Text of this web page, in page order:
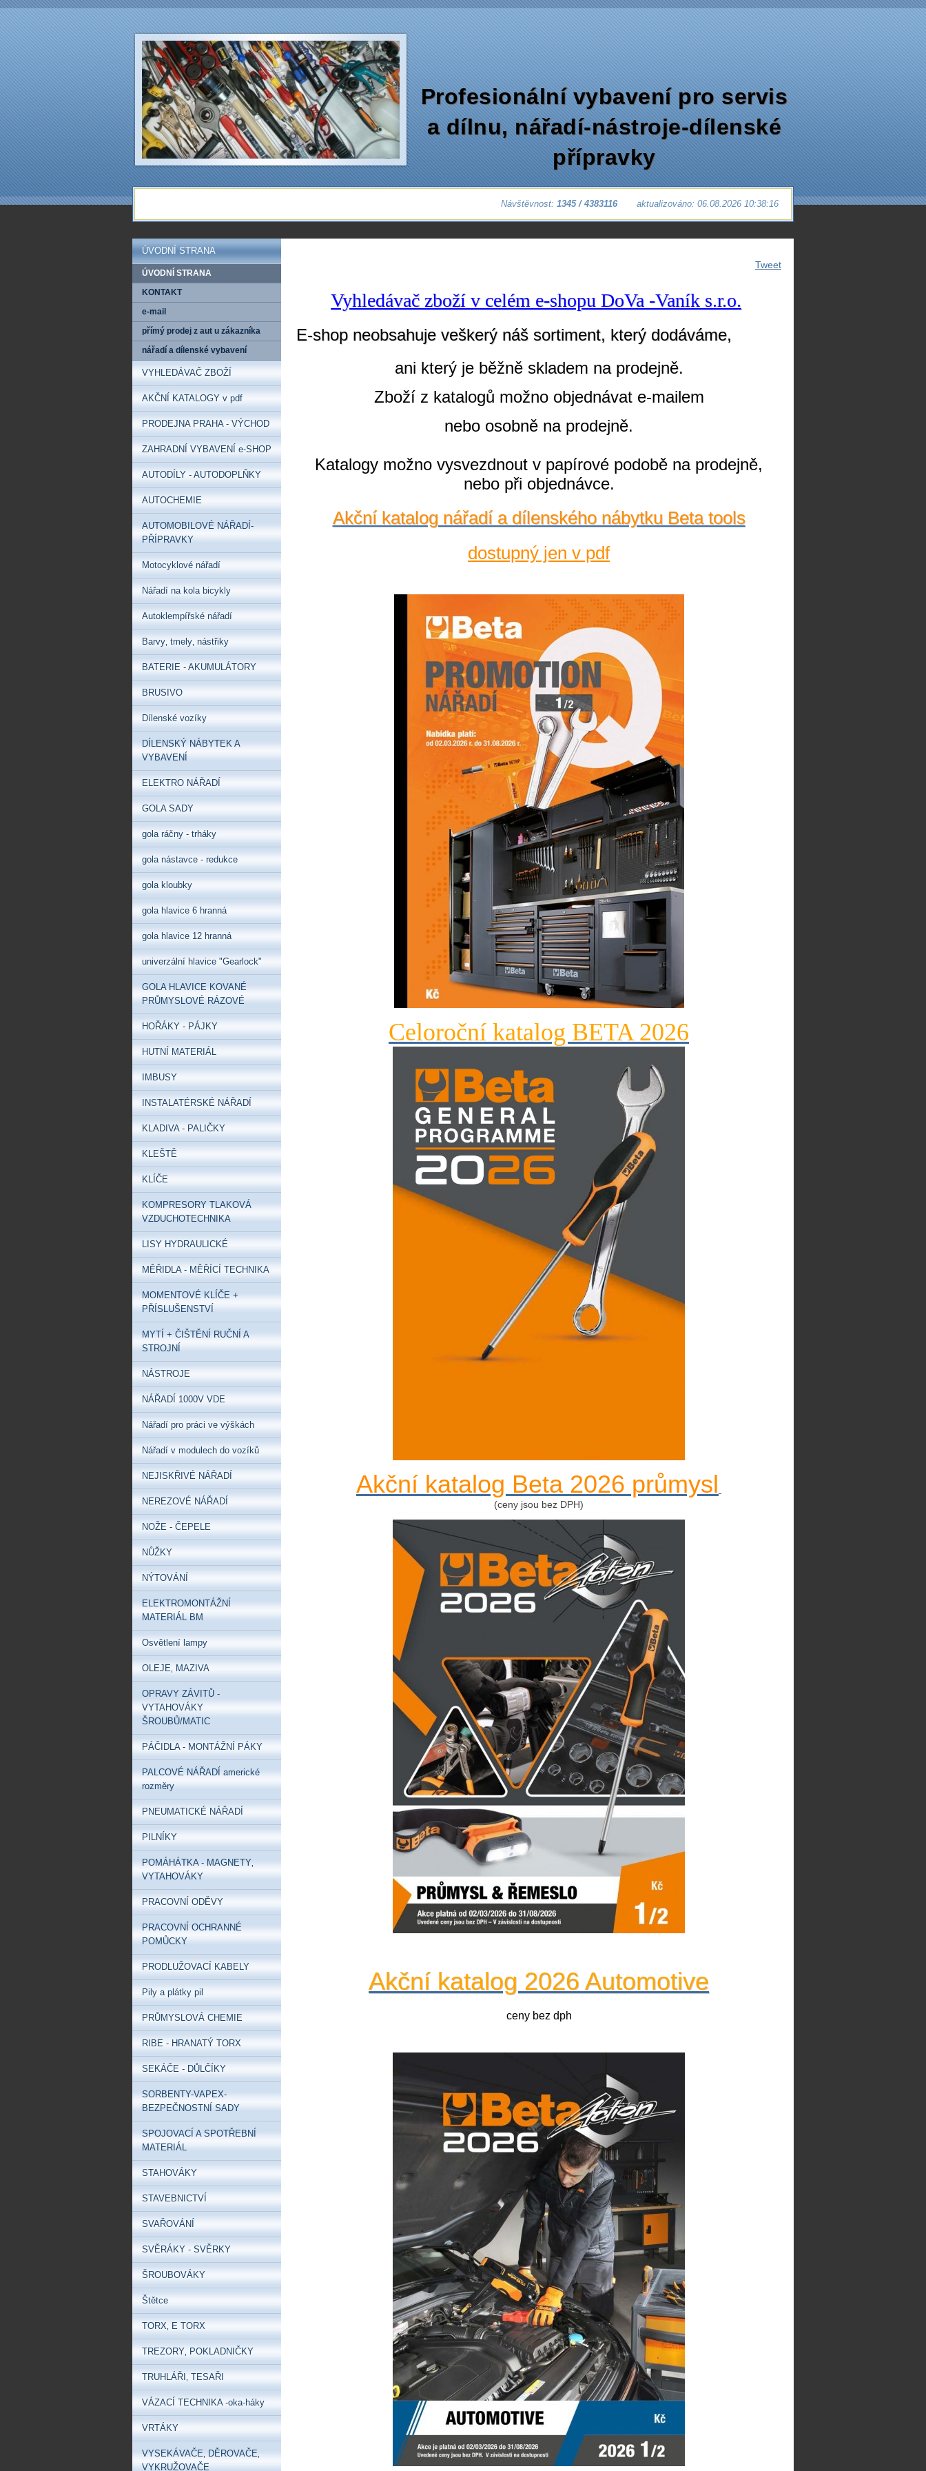
Profesionální vybavení pro servis
a dílnu‚ nářadí-nástroje-dílenské
přípravky
Návštěvnost: 1345 / 4383116 aktualizováno: 06.08.2026 10:38:16
Tweet
Vyhledávač zboží v celém e-shopu DoVa -Vaník s.r.o.
E-shop neobsahuje veškerý náš sortiment, který dodáváme,
ani který je běžně skladem na prodejně.
Zboží z katalogů možno objednávat e-mailem
nebo osobně na prodejně.
Katalogy možno vysvezdnout v papírové podobě na prodejně,
nebo při objednávce.
Akční katalog nářadí a dílenského nábytku Beta tools
dostupný jen v pdf
Celoroční katalog BETA 2026
Akční katalog Beta 2026 průmysl
(ceny jsou bez DPH)
Akční katalog 2026 Automotive
ceny bez dph
ÚVODNÍ STRANA
ÚVODNÍ STRANA
KONTAKT
e-mail
přímý prodej z aut u zákazníka
nářadí a dílenské vybavení
VYHLEDÁVAČ ZBOŽÍ
AKČNÍ KATALOGY v pdf
PRODEJNA PRAHA - VÝCHOD
ZAHRADNÍ VYBAVENÍ e-SHOP
AUTODÍLY - AUTODOPLŇKY
AUTOCHEMIE
AUTOMOBILOVÉ NÁŘADÍ-
PŘÍPRAVKY
Motocyklové nářadí
Nářadí na kola bicykly
Autoklempířské nářadí
Barvy‚ tmely‚ nástřiky
BATERIE - AKUMULÁTORY
BRUSIVO
Dílenské vozíky
DÍLENSKÝ NÁBYTEK A
VYBAVENÍ
ELEKTRO NÁŘADÍ
GOLA SADY
gola ráčny - trháky
gola nástavce - redukce
gola kloubky
gola hlavice 6 hranná
gola hlavice 12 hranná
univerzální hlavice "Gearlock"
GOLA HLAVICE KOVANÉ
PRŮMYSLOVÉ RÁZOVÉ
HOŘÁKY - PÁJKY
HUTNÍ MATERIÁL
IMBUSY
INSTALATÉRSKÉ NÁŘADÍ
KLADIVA - PALIČKY
KLEŠTĚ
KLÍČE
KOMPRESORY TLAKOVÁ
VZDUCHOTECHNIKA
LISY HYDRAULICKÉ
MĚŘIDLA - MĚŘÍCÍ TECHNIKA
MOMENTOVÉ KLÍČE +
PŘÍSLUŠENSTVÍ
MYTÍ + ČIŠTĚNÍ RUČNÍ A
STROJNÍ
NÁSTROJE
NÁŘADÍ 1000V VDE
Nářadí pro práci ve výškách
Nářadí v modulech do vozíků
NEJISKŘIVÉ NÁŘADÍ
NEREZOVÉ NÁŘADÍ
NOŽE - ČEPELE
NŮŽKY
NÝTOVÁNÍ
ELEKTROMONTÁŽNÍ
MATERIÁL BM
Osvětlení lampy
OLEJE‚ MAZIVA
OPRAVY ZÁVITŮ -
VYTAHOVÁKY
ŠROUBŮ/MATIC
PÁČIDLA - MONTÁŽNÍ PÁKY
PALCOVÉ NÁŘADÍ americké
rozměry
PNEUMATICKÉ NÁŘADÍ
PILNÍKY
POMÁHÁTKA - MAGNETY‚
VYTAHOVÁKY
PRACOVNÍ ODĚVY
PRACOVNÍ OCHRANNÉ
POMŮCKY
PRODLUŽOVACÍ KABELY
Pily a plátky pil
PRŮMYSLOVÁ CHEMIE
RIBE - HRANATÝ TORX
SEKÁČE - DŮLČÍKY
SORBENTY-VAPEX-
BEZPEČNOSTNÍ SADY
SPOJOVACÍ A SPOTŘEBNÍ
MATERIÁL
STAHOVÁKY
STAVEBNICTVÍ
SVAŘOVÁNÍ
SVĚRÁKY - SVĚRKY
ŠROUBOVÁKY
Štětce
TORX‚ E TORX
TREZORY‚ POKLADNIČKY
TRUHLÁŘI‚ TESAŘI
VÁZACÍ TECHNIKA -oka-háky
VRTÁKY
VYSEKÁVAČE‚ DĚROVAČE‚
VYKRUŽOVAČE